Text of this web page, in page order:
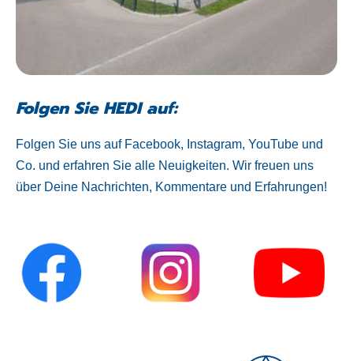
Folgen Sie HEDI auf:
Folgen Sie uns auf Facebook, Instagram, YouTube und
Co. und erfahren Sie alle Neuigkeiten. Wir freuen uns
über Deine Nachrichten, Kommentare und Erfahrungen!